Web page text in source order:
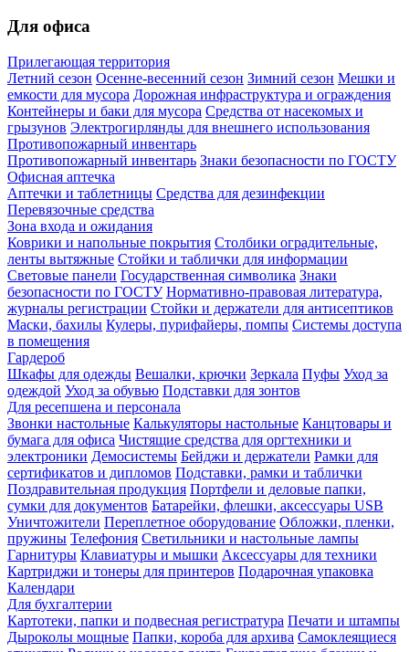
Для офиса
Прилегающая территория
Летний сезон Осенне-весенний сезон Зимний сезон Мешки и
емкости для мусора Дорожная инфраструктура и ограждения
Контейнеры и баки для мусора Средства от насекомых и
грызунов Электрогирлянды для внешнего использования
Противопожарный инвентарь
Противопожарный инвентарь Знаки безопасности по ГОСТУ
Офисная аптечка
Аптечки и таблетницы Средства для дезинфекции
Перевязочные средства
Зона входа и ожидания
Коврики и напольные покрытия Столбики оградительные,
ленты вытяжные Стойки и таблички для информации
Световые панели Государственная символика Знаки
безопасности по ГОСТУ Нормативно-правовая литература,
журналы регистрации Стойки и держатели для антисептиков
Маски, бахилы Кулеры, пурифайеры, помпы Системы доступа
в помещения
Гардероб
Шкафы для одежды Вешалки, крючки Зеркала Пуфы Уход за
одеждой Уход за обувью Подставки для зонтов
Для ресепшена и персонала
Звонки настольные Калькуляторы настольные Канцтовары и
бумага для офиса Чистящие средства для оргтехники и
электроники Демосистемы Бейджи и держатели Рамки для
сертификатов и дипломов Подставки, рамки и таблички
Поздравительная продукция Портфели и деловые папки,
сумки для документов Батарейки, флешки, аксессуары USB
Уничтожители Переплетное оборудование Обложки, пленки,
пружины Телефония Светильники и настольные лампы
Гарнитуры Клавиатуры и мышки Аксессуары для техники
Картриджи и тонеры для принтеров Подарочная упаковка
Календари
Для бухгалтерии
Картотеки, папки и подвесная регистратура Печати и штампы
Дыроколы мощные Папки, короба для архива Самоклеящиеся